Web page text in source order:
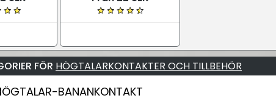
FÖR HÖGTALARKONTAKTER OCH TILLBEHÖR
BANANKONTAKT